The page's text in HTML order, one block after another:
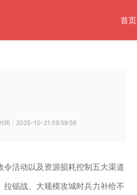
首页
间： 2025-10-21 09:59:59
活动以及资源损耗控制五大渠道
锯战、大规模攻城时兵力补给不